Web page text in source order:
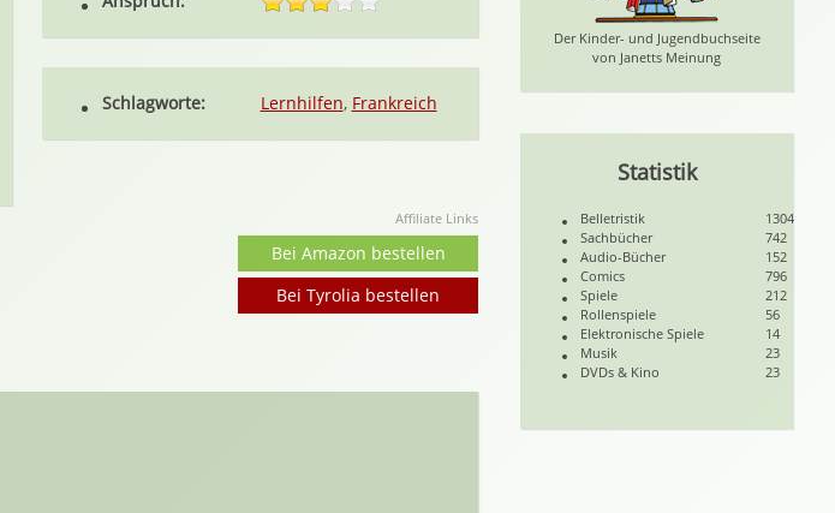
Schlagworte: Lernhilfen, Frankreich
Affiliate Links
Bei Amazon bestellen
Bei Tyrolia bestellen
Der Kinder- und Jugendbuchseite
von Janetts Meinung
Statistik
Belletristik
1304
Sachbücher
742
Audio-Bücher
152
Comics
796
Spiele
212
Rollenspiele
56
Elektronische Spiele
14
Musik
23
DVDs & Kino
23